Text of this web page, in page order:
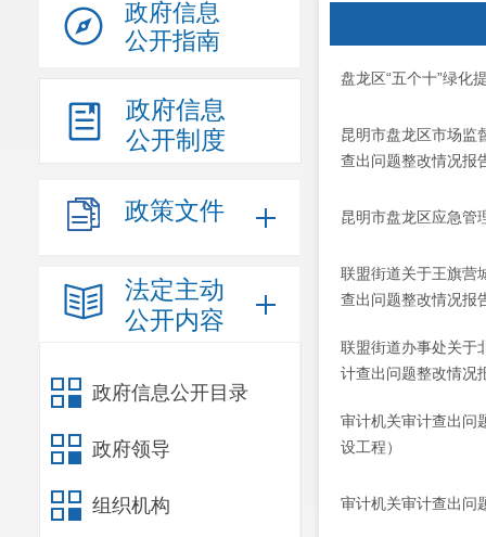
政府信息
公开指南
政府信息
公开制度
政策文件
法定主动
公开内容
政府信息公开目录
政府领导
组织机构
盘龙区“五个十”绿化
昆明市盘龙区市场监
查出问题整改情况报
昆明市盘龙区应急管
联盟街道关于王旗营
查出问题整改情况报
联盟街道办事处关于
计查出问题整改情况
审计机关审计查出问
设工程）
审计机关审计查出问